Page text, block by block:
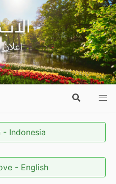
- Indonesia
- English